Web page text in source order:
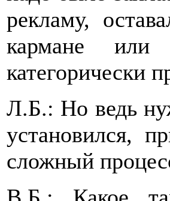
рекламу,
кармане
категорически
Л.Б.: Но ведь
установился,
сложный